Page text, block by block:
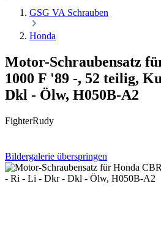
GSG VA Schrauben
Honda
Motor-Schraubensatz
1000 F '89 -, 52 teilig,
Dkl - Ölw, H050B-A2
FighterRudy
Bildergalerie überspringen